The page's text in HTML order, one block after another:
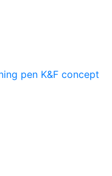
pen K&F concept